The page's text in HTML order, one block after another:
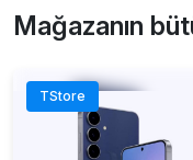
Mağazanın
TStore